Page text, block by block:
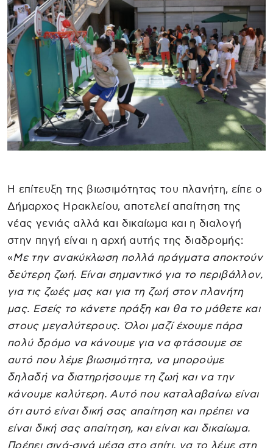
Η επίτευξη της βιωσιμότητας του πλανήτη, είπε ο
Δήμαρχος Ηρακλείου, αποτελεί απαίτηση της
νέας γενιάς αλλά και δικαίωμα και η διαλογή
στην πηγή είναι η αρχή αυτής της διαδρομής:
«Με την ανακύκλωση πολλά πράγματα αποκτούν
δεύτερη ζωή. Είναι σημαντικό για το περιβάλλον,
για τις ζωές μας και για τη ζωή στον πλανήτη
μας. Εσείς το κάνετε πράξη και θα το μάθετε και
στους μεγαλύτερους. Όλοι μαζί έχουμε πάρα
πολύ δρόμο να κάνουμε για να φτάσουμε σε
αυτό που λέμε βιωσιμότητα, να μπορούμε
δηλαδή να διατηρήσουμε τη ζωή και να την
κάνουμε καλύτερη. Αυτό που καταλαβαίνω είναι
ότι αυτό είναι δική σας απαίτηση και πρέπει να
είναι δική σας απαίτηση, και είναι και δικαίωμα.
Πρέπει σιγά-σιγά μέσα στο σπίτι, να το λέμε στη